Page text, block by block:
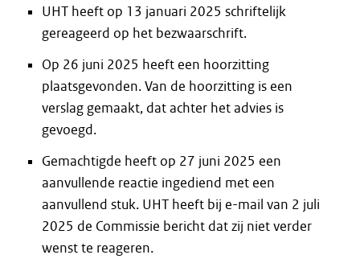
UHT heeft op 13 januari 2025 schriftelijk
gereageerd op het bezwaarschrift.
Op 26 juni 2025 heeft een hoorzitting
plaatsgevonden. Van de hoorzitting is een
verslag gemaakt, dat achter het advies is
gevoegd.
Gemachtigde heeft op 27 juni 2025 een
aanvullende reactie ingediend met een
aanvullend stuk. UHT heeft bij e-mail van 2 juli
2025 de Commissie bericht dat zij niet verder
wenst te reageren.